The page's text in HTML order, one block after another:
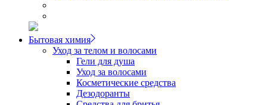
Бытовая химия
Уход за телом и волосами
Гели для душа
Уход за волосами
Косметические средства
Дезодоранты